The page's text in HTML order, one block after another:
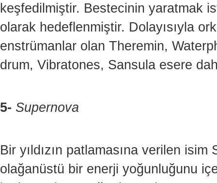
keşfedilmiştir. Bestecinin yaratmak
olarak hedeflenmiştir. Dolayısıyla
enstrümanlar olan Theremin,
drum, Vibratones, Sansula esere
5- Supernova
Bir yıldızın patlamasına verilen
olağanüstü bir enerji yoğunluğunu